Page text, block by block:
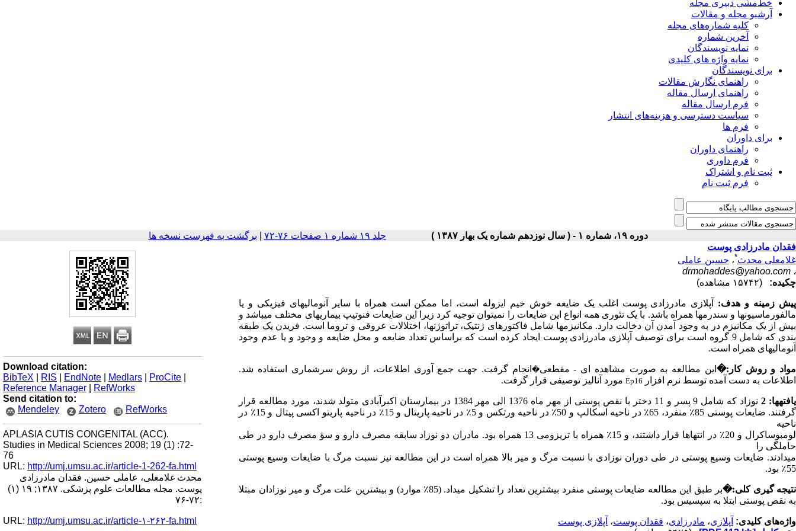
خط‌مشی دبیری مجله
آرشیو مجله و مقالات
کلیه شماره‌های مجله
آخرین شماره
نمایه نویسندگان
نمایه واژه های کلیدی
برای نویسندگان
راهنمای نگارش مقالات
راهنمای ارسال مقاله
فرم ارسال مقاله
سیاست دسترسی و هزینه‌های انتشار
فرم ها
برای داوران
راهنمای داوران
فرم داوری
ثبت نام و اشتراک
فرم ثبت نام
دوره ۱۹، شماره ۱ - ( سال نوزدهم شماره یک بهار ۱۳۸۷ ) جلد ۱۹ شماره ۱ صفحات ۷۶-۷۲ برگشت به فهرست نسخه ها
Download citation:
BibTeX
RIS EndNote Medlars ProCite
Reference Manager
RefWorks
Send citation to:
Mendeley
Zotero RefWorks
APLASIA CUTIS CONGENITAL (ACC).
Studies in Medical Sciences 2008; 19 (1) :72-
76
URL: http://umj.umsu.ac.ir/article-1-262-fa.html
محدث غلامعلی، عاملی حسین. فقدان مادرزادی
پوست. مجله مطالعات علوم پزشکی. ۱۳۸۷; ۱۹ (۱)
:۷۲-۷۶
URL: http://umj.umsu.ac.ir/article-۱-۲۶۲-fa.html
فقدان مادرزادی پوست
غلامعلی محدث*، حسین عاملی
، drmohaddes@yahoo.com
چکیده:
(۱۵۷۴۲ مشاهده)
پیش زمینه و هدف: آپلازی مادرزادی پوست اغلب یک ضایعه خوش خیم ایزوله است، اما ممکن است همراه با سایر آنومالی­های فیزیکی و یا
مالفورماسیون­ها و سندرم­ها همراه باشد. با یک تئوری همه انواع این ضایعات را نمی­توان توجیه کرد زیرا این ضایعات فنوتیپ بیماری­های مختلف می­باشد و
بیش از یک مکانیزم در به وجود آمدن آن دخالت دارد. مکانیزم­ها شامل فاکتورهای ژنتیک،‌ تراتوژن­ها، اختلالات عروقی و تروما است. فریدن یک طبقه
بندی که شامل9 گروه است برای توصیف آپلازی مادرزادی پوست ایجاد کرده است که براساس تعداد ضایعه و محل ضایعه و وجود و یا عدم وجود
آنومالی­های همراه است.
مواد و روش کار:� این مطالعه به صورت مشاهده ای -مقطعی� انجام گرفت. جهت جمع آوری اطلاعات، از روش سرشماری استفاده شد.
اطلاعات به دست آمده توسط نرم افزار
Ep16 مورد آنالیز توصیفی قرار گرفت.
یافته­ها: 2 نوزاد که شامل 9پسر و 11 دختر با نقص پوستی از مهر ماه 1376 الی مهر 1384
در بیمارستان اکبرآبادی متولد شدند، مورد مطالعه قرار
گرفتند. ضایعات پوستی 85٪ منفرد،
٪ در ناحیه اسکالپ و 50٪ در ناحیه ورتکس و 5
٪ در ناحیه پاریتال و 15٪ در ناحیه پاریتو اکسی پیتال و 15٪ در
ناحیه
لومبو­ساکرال و 20٪ در انتها­ها قرار داشتند، و 15٪ همراه با تریزومی 13 همراه بود. مادران دو نوزاد سابقه مصرف دارو و سؤ مصرف دارو در طی
حاملگی را
می­دادند. ضایعات وسیع پوستی در طی دوران نوزادی با نسبت مرگ و میر بالا همراه است در این مطالعه نیز نسبت مرگ با ضایعات وسیع پوستی
55٪ بود.
نتیجه گیری کلی:�
بر طبق این مطالعه ضایعات پوستی منفرد بیشترین تعداد را تشکیل می­داد. (85٪ موارد) و بیشترین علت مرگ و میر نوزادان مبتلا
به نقص پوستی ابتلا به سپسیس بود.
واژه‌های کلیدی: آپلازی، مادرزادی، فقدان پوست، آپلازی پوست